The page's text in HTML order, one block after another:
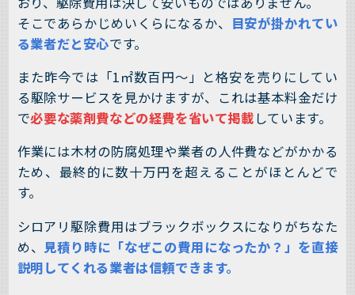
そこであらかじめいくらになるか、 目安が掛かれてい
る業者だと安心です。
また昨今では「1㎡数百円～」と格安を売りにしてい
る駆除サービスを見かけますが、これは基本料金だけ
で必要な薬剤費などの経費を省いて掲載しています。
作業には木材の防腐処理や業者の人件費などがかかる
ため、最終的に数十万円を超えることがほとんどで
す。
シロアリ駆除費用はブラックボックスになりがちなた
め、 見積り時に「なぜこの費用になったか？」を直接
説明してくれる業者は信頼できます。